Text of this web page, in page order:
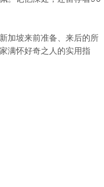
加坡来前准备、来后的所
满怀好奇之人的实用指